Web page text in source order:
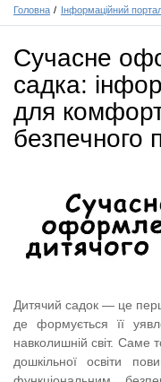
Головна Інформаційний
Сучасне
садка:
для
безпечного
Дитячий садок — це
де формується її
навколишній світ.
дошкільної освіти